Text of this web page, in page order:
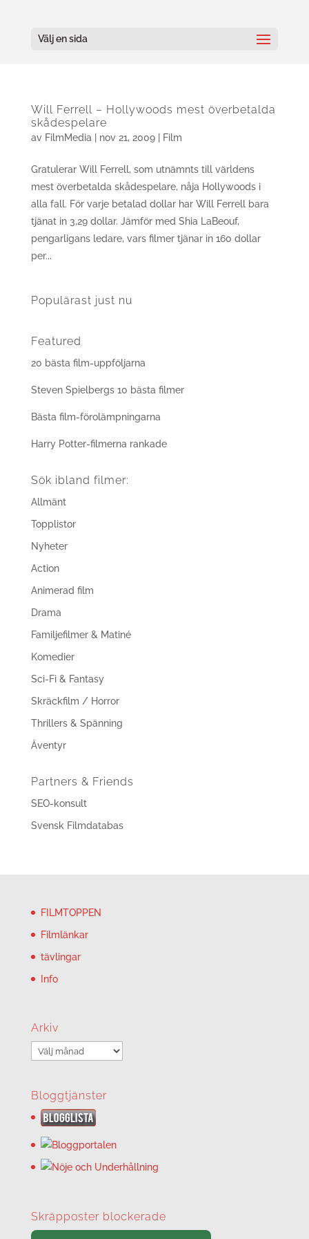
Välj en sida
Will Ferrell – Hollywoods mest överbetalda
skådespelare
av FilmMedia nov 21, 2009| Film
Gratulerar Will Ferrell, som utnämnts till världens
mest överbetalda skådespelare, nåja Hollywoods i
alla fall. För varje betalad dollar har Will Ferrell bara
tjänat in 3,29 dollar. Jämför med Shia LaBeouf,
pengarligans ledare, vars filmer tjänar in 160 dollar
per...
Populärast just nu
Featured
20 bästa film-uppföljarna
Steven Spielbergs 10 bästa filmer
Bästa film-förolämpningarna
Harry Potter-filmerna rankade
Sök ibland filmer:
Allmänt
Topplistor
Nyheter
Action
Animerad film
Drama
Familjefilmer & Matiné
Komedier
Sci-Fi & Fantasy
Skräckfilm / Horror
Thrillers & Spänning
Äventyr
Partners & Friends
SEO-konsult
Svensk Filmdatabas
FILMTOPPEN
Filmlänkar
tävlingar
Info
Arkiv
Arkiv
Bloggtjänster
Skräpposter blockerade